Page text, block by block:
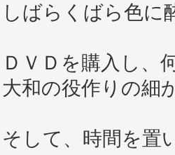
しばらくばら色に
ＤＶＤを購入し、
大和の役作りの細
そして、時間を置